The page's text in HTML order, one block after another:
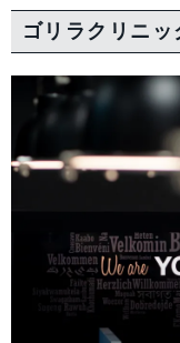
ゴリラクリニ
奈良県 三
中国・四国
鳥取県 島
山口県 徳
九州・沖縄